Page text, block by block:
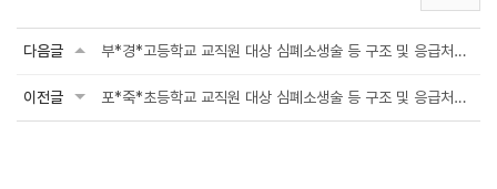
다음글 부*경*고등학교 교직원 대상 심폐소생술 등 구조 및 응급처치 안전교육
이전글 포*죽*초등학교 교직원 대상 심폐소생술 등 구조 및 응급처치 안전교육